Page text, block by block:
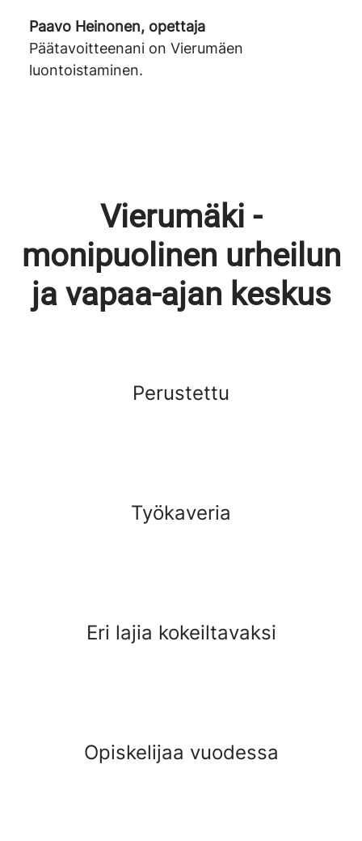
Paavo Heinonen, opettaja
Päätavoitteenani on Vierumäen
luontoistaminen.
Vierumäki -
monipuolinen urheilun
ja vapaa-ajan keskus
Perustettu
Työkaveria
Eri lajia kokeiltavaksi
Opiskelijaa vuodessa